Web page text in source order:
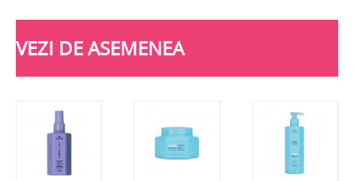
VEZI DE ASEMENEA